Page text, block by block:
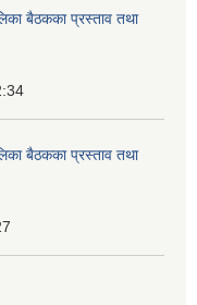
बैठकका प्रस्ताव तथा
बैठकका प्रस्ताव तथा